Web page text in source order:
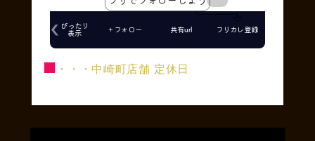
■ ・・・中崎町店舗 定休日